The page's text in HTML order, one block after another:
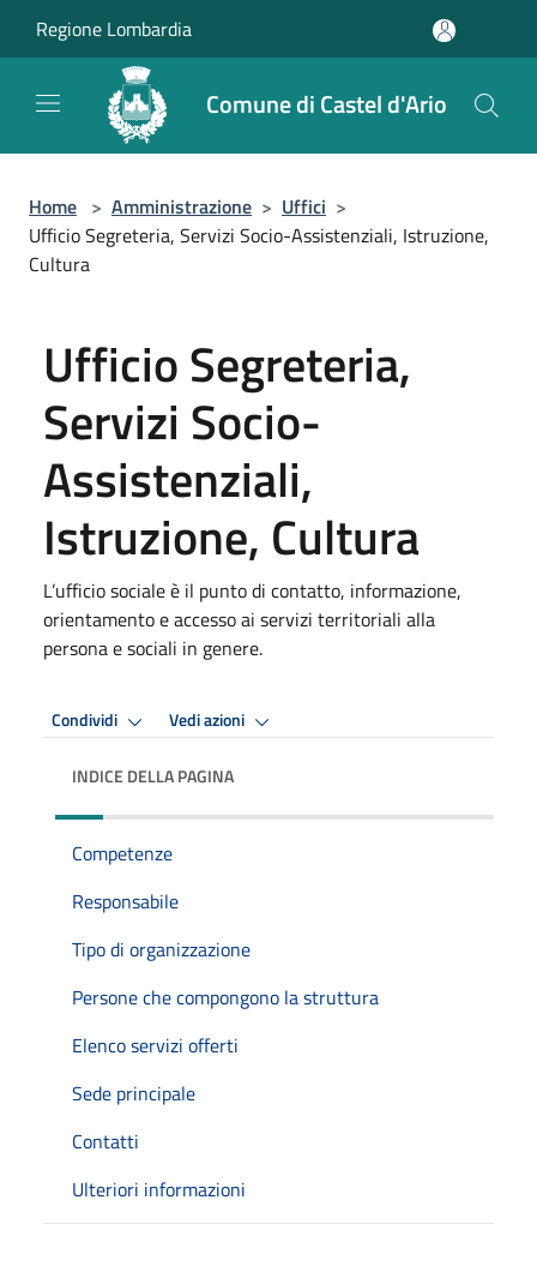
Regione Lombardia
Comune di Castel d'Ario
Home > Amministrazione > Uffici >
Ufficio Segreteria, Servizi Socio-Assistenziali, Istruzione,
Cultura
Ufficio Segreteria,
Servizi Socio-
Assistenziali,
Istruzione, Cultura
L’ufficio sociale è il punto di contatto, informazione,
orientamento e accesso ai servizi territoriali alla
persona e sociali in genere.
Condividi Vedi azioni
INDICE DELLA PAGINA
Competenze
Responsabile
Tipo di organizzazione
Persone che compongono la struttura
Elenco servizi offerti
Sede principale
Contatti
Ulteriori informazioni